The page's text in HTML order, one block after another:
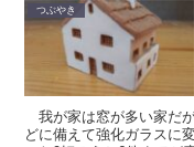
つぶやき
我が家は窓が多い家だ
どに備えて強化ガラスに